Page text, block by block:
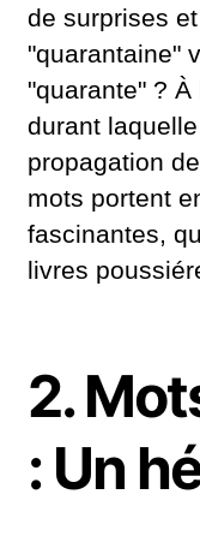
de surprises
"quarantaine"
"quarante" ?
durant
propagation
mots portent
fascinantes,
livres
2.
: Un